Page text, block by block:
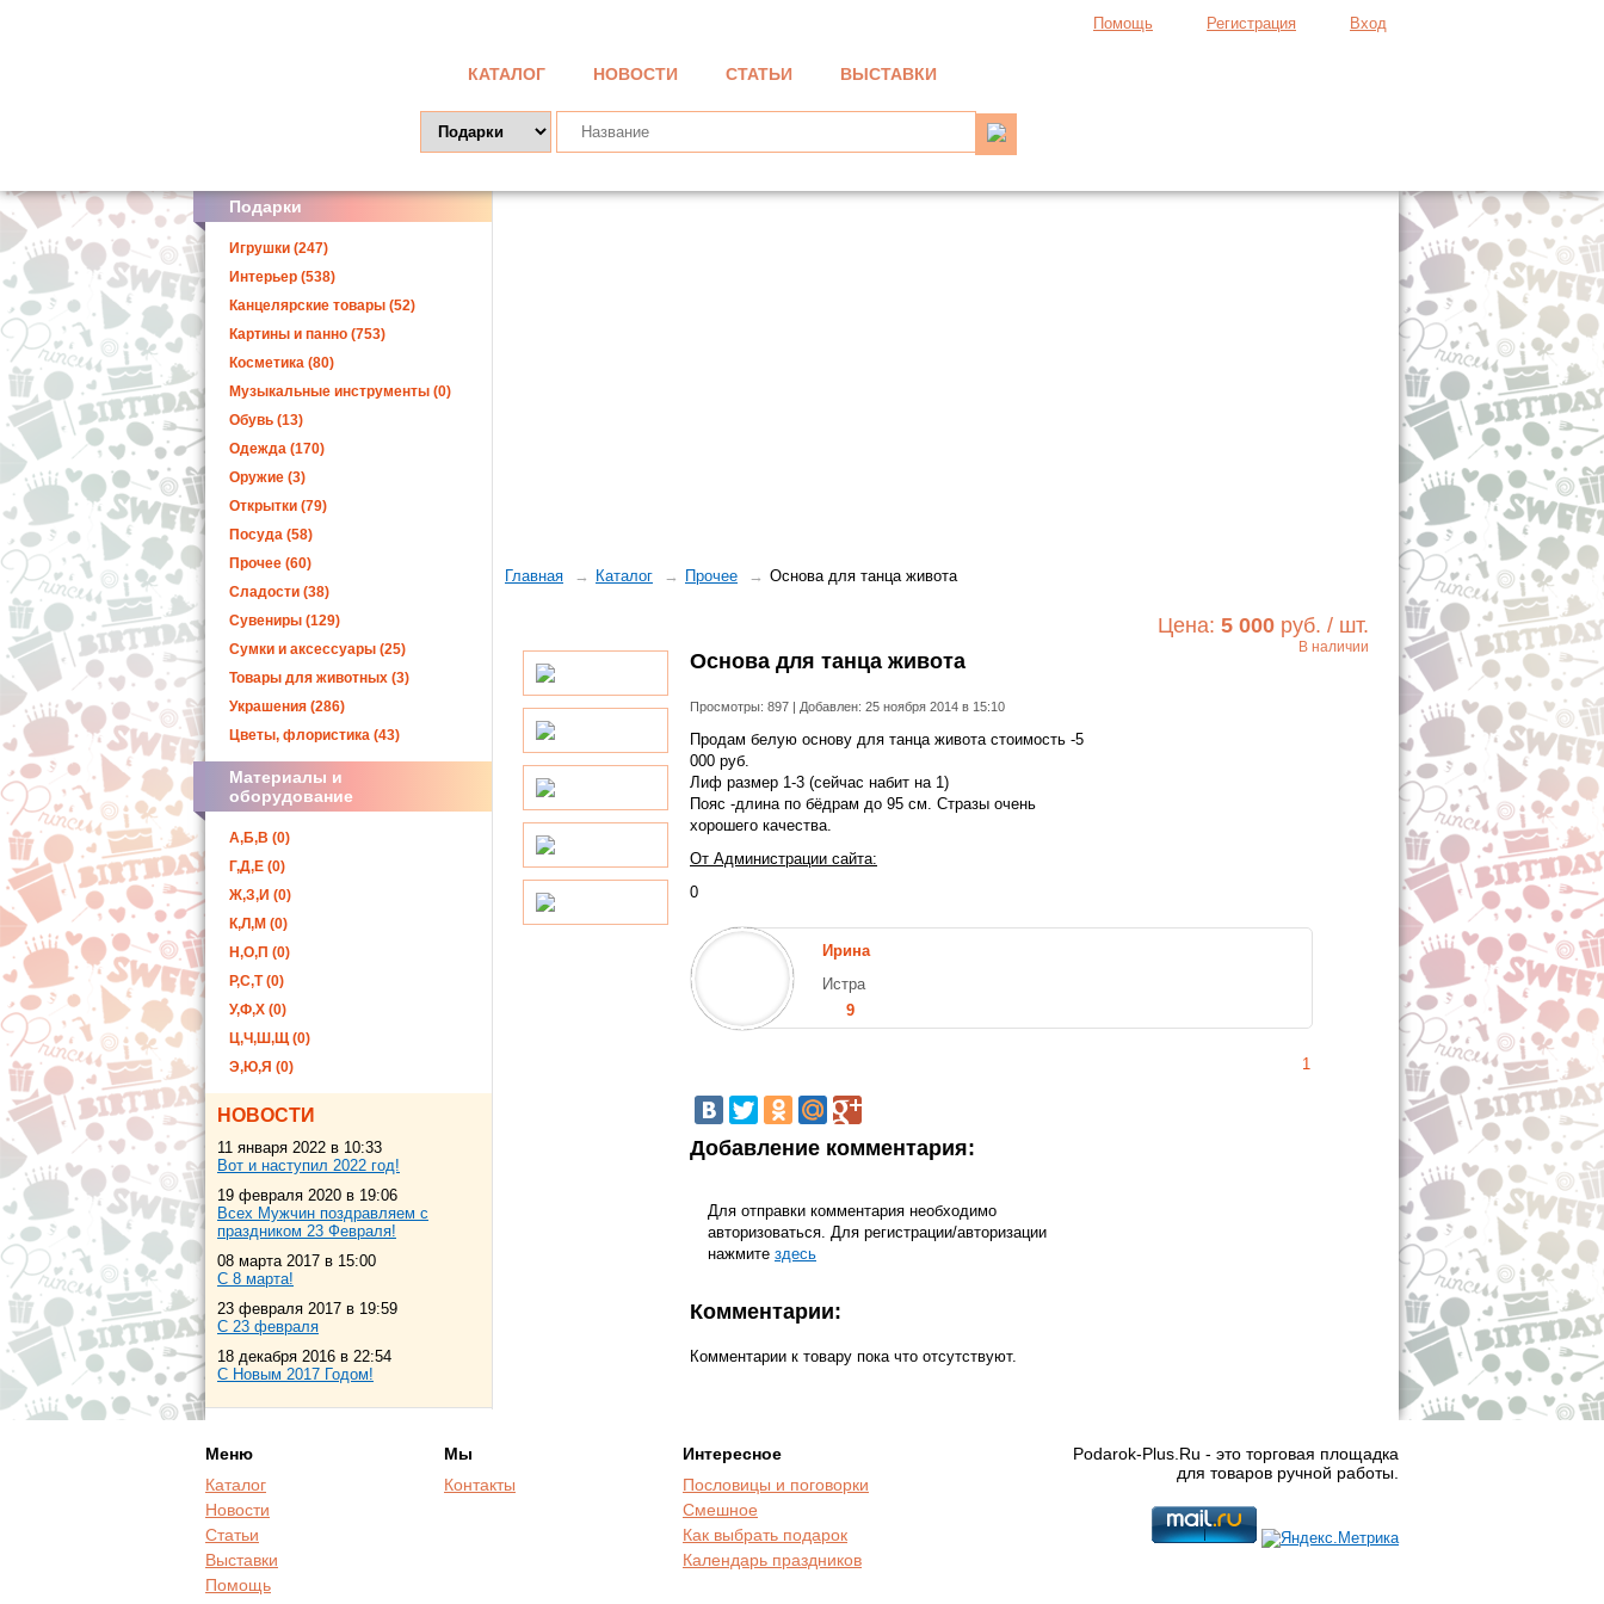
КАТАЛОГ НОВОСТИ СТАТЬИ ВЫСТАВКИ
Помощь Регистрация Вход
Главная Каталог Прочее Основа для танца живота
Основа для танца живота
Просмотры: 897 | Добавлен: 25 ноября 2014 в 15:10
Продам белую основу для танца живота стоимость -5
000 руб.
Лиф размер 1-3 (сейчас набит на 1)
Пояс -длина по бёдрам до 95 см. Стразы очень
хорошего качества.
От Администрации сайта:
0
Ирина
Истра
9
1
Добавление комментария:
Для отправки комментария необходимо
авторизоваться. Для регистрации/авторизации
нажмите здесь
Комментарии:
Комментарии к товару пока что отсутствуют.
Цена: 5 000 руб. / шт.
В наличии
Подарки
Игрушки (247)
Интерьер (538)
Канцелярские товары (52)
Картины и панно (753)
Косметика (80)
Музыкальные инструменты (0)
Обувь (13)
Одежда (170)
Оружие (3)
Открытки (79)
Посуда (58)
Прочее (60)
Сладости (38)
Сувениры (129)
Сумки и аксессуары (25)
Товары для животных (3)
Украшения (286)
Цветы, флористика (43)
Материалы и
оборудование
А,Б,В (0)
Г,Д,Е (0)
Ж,З,И (0)
К,Л,М (0)
Н,О,П (0)
Р,С,Т (0)
У,Ф,Х (0)
Ц,Ч,Ш,Щ (0)
Э,Ю,Я (0)
НОВОСТИ
11 января 2022 в 10:33
Вот и наступил 2022 год!
19 февраля 2020 в 19:06
Всех Мужчин поздравляем с
праздником 23 Февраля!
08 марта 2017 в 15:00
С 8 марта!
23 февраля 2017 в 19:59
С 23 февраля
18 декабря 2016 в 22:54
С Новым 2017 Годом!
Меню
Каталог
Новости
Статьи
Выставки
Помощь
Мы
Контакты
Интересное
Пословицы и поговорки
Смешное
Как выбрать подарок
Календарь праздников
Podarok-Plus.Ru - это торговая площадка
для товаров ручной работы.